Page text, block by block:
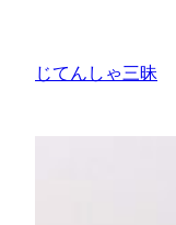
じてんしゃ三昧